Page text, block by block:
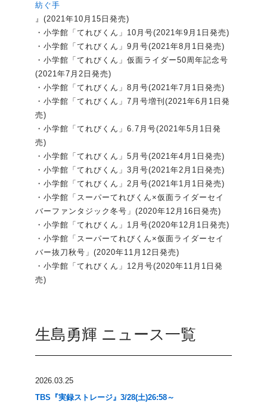
紡ぐ手
』(2021年10月15日発売)
・小学館「てれびくん」10月号(2021年9月1日発売)
・小学館「てれびくん」9月号(2021年8月1日発売)
・小学館「てれびくん」仮面ライダー50周年記念号
(2021年7月2日発売)
・小学館「てれびくん」8月号(2021年7月1日発売)
・小学館「てれびくん」7月号増刊(2021年6月1日発
売)
・小学館「てれびくん」6.7月号(2021年5月1日発
売)
・小学館「てれびくん」5月号(2021年4月1日発売)
・小学館「てれびくん」3月号(2021年2月1日発売)
・小学館「てれびくん」2月号(2021年1月1日発売)
・小学館「スーパーてれびくん×仮面ライダーセイ
バーファンタジック冬号」(2020年12月16日発売)
・小学館「てれびくん」1月号(2020年12月1日発売)
・小学館「スーパーてれびくん×仮面ライダーセイ
バー抜刀秋号」(2020年11月12日発売)
・小学館「てれびくん」12月号(2020年11月1日発
売)
生島勇輝 ニュース一覧
2026.03.25
TBS『実録ストレージ』3/28(土)26:58～